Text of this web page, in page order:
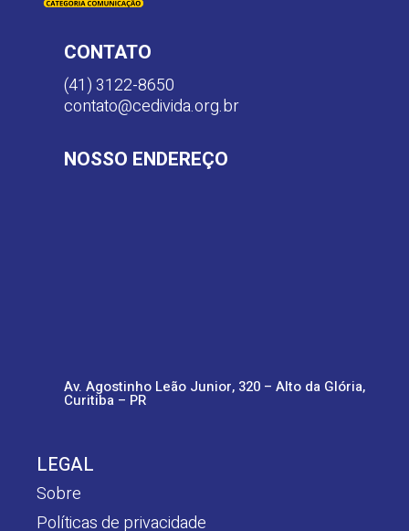
CONTATO
(41) 3122-8650
contato@cedivida.org.br
NOSSO ENDEREÇO
Av. Agostinho Leão Junior, 320 – Alto da Glória,
Curitiba – PR
LEGAL
Sobre
Políticas de privacidade